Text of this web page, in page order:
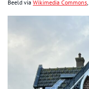
Beeld via Wikimedia Commons